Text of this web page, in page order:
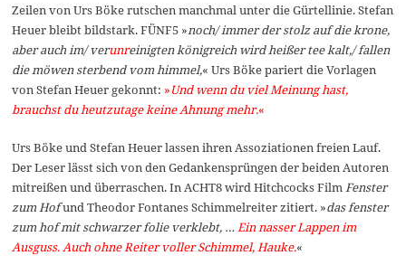
Zeilen von Urs Böke rutschen manchmal unter die Gürtellinie. Stefan
Heuer bleibt bildstark. FÜNF5 »noch/ immer der stolz auf die krone,
aber auch im/ verunreinigten königreich wird heißer tee kalt,/ fallen
die möwen sterbend vom himmel,« Urs Böke pariert die Vorlagen
von Stefan Heuer gekonnt: »Und wenn du viel Meinung hast,
brauchst du heutzutage keine Ahnung mehr.«
Urs Böke und Stefan Heuer lassen ihren Assoziationen freien Lauf.
Der Leser lässt sich von den Gedankensprüngen der beiden Autoren
mitreißen und überraschen. In ACHT8 wird Hitchcocks Film Fenster
zum Hofund Theodor Fontanes Schimmelreiter zitiert. »das fenster
zum hof mit schwarzer folie verklebt, … Ein nasser Lappen im
Ausguss. Auch ohne Reiter voller Schimmel, Hauke.«